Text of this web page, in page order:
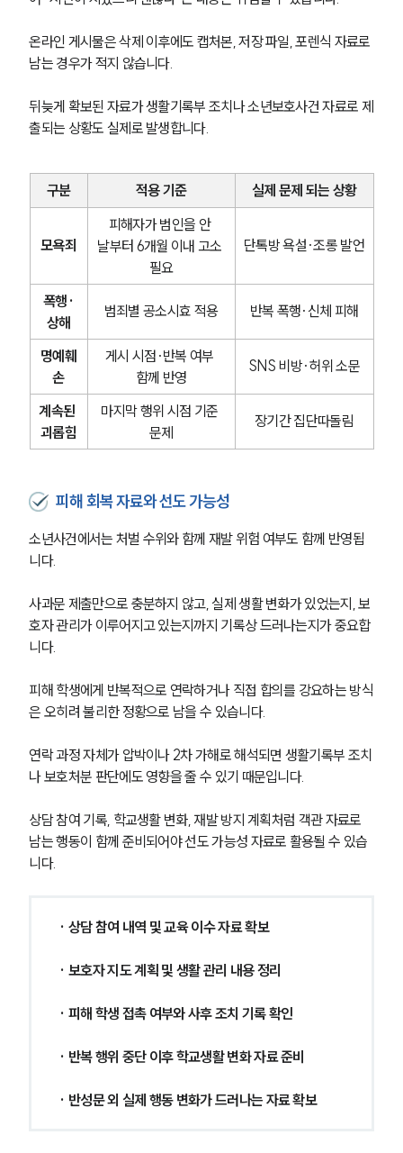
학교폭력전문변호사
소식/자료
언론보도
법률 블로그
법률서식
뉴스레터/브로슈어
세미나
대륜법률상담예약
대륜법률상담예약
온라인 게시물은 삭제 이후에도 캡처본, 저장 파일, 포렌식 자료로
남는 경우가 적지 않습니다.
뒤늦게 확보된 자료가 생활기록부 조치나 소년보호사건 자료로 제
출되는 상황도 실제로 발생합니다.
구분 적용 기준 실제 문제 되는 상황
모욕죄
피해자가 범인을 안
날부터 6개월 이내 고소
필요
단톡방 욕설·조롱 발언
폭행·
상해
범죄별 공소시효 적용 반복 폭행·신체 피해
명예훼
손
게시 시점·반복 여부
함께 반영
SNS 비방·허위 소문
계속된
괴롭힘
마지막 행위 시점 기준
문제
장기간 집단따돌림
피해 회복 자료와 선도 가능성
소년사건에서는 처벌 수위와 함께 재발 위험 여부도 함께 반영됩
니다.
사과문 제출만으로 충분하지 않고, 실제 생활 변화가 있었는지, 보
호자 관리가 이루어지고 있는지까지 기록상 드러나는지가 중요합
니다.
피해 학생에게 반복적으로 연락하거나 직접 합의를 강요하는 방식
은 오히려 불리한 정황으로 남을 수 있습니다.
연락 과정 자체가 압박이나 2차 가해로 해석되면 생활기록부 조치
나 보호처분 판단에도 영향을 줄 수 있기 때문입니다.
상담 참여 기록, 학교생활 변화, 재발 방지 계획처럼 객관 자료로
남는 행동이 함께 준비되어야 선도 가능성 자료로 활용될 수 있습
니다.
· 상담 참여 내역 및 교육 이수 자료 확보
· 보호자 지도 계획 및 생활 관리 내용 정리
· 피해 학생 접촉 여부와 사후 조치 기록 확인
· 반복 행위 중단 이후 학교생활 변화 자료 준비
· 반성문 외 실제 행동 변화가 드러나는 자료 확보